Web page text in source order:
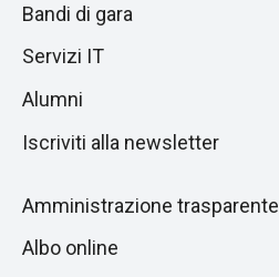
Bandi di gara
Servizi IT
Alumni
Iscriviti alla newsletter
Amministrazione trasparente
Albo online